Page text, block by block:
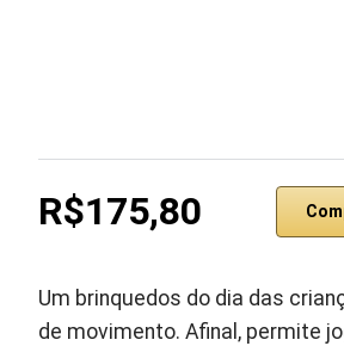
R$175,80
Um brinquedos do dia das
de movimento. Afinal, permite